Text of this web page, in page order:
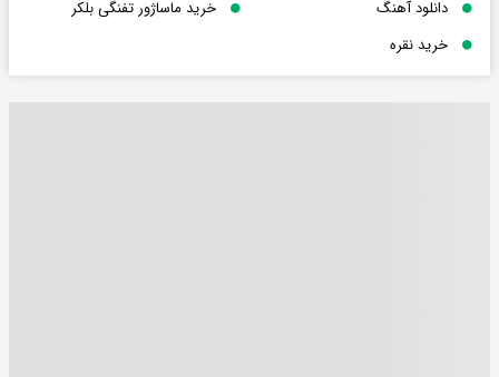
دانلود آهنگ
خرید ماساژور تفنگی بلکر
خرید نقره